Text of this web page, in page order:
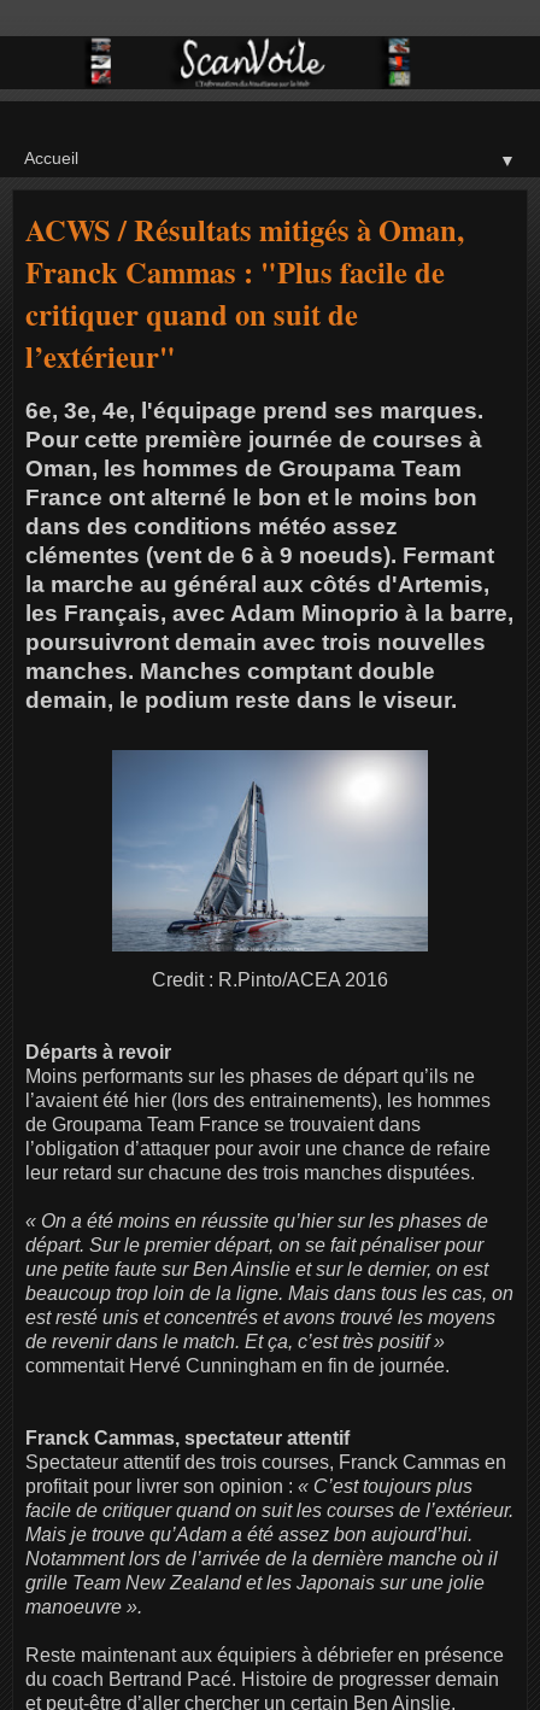
▼
ACWS / Résultats mitigés à Oman,
Franck Cammas : "Plus facile de
critiquer quand on suit de
l’extérieur"
6e, 3e, 4e, l'équipage prend ses marques.
Pour cette première journée de courses à
Oman, les hommes de Groupama Team
France ont alterné le bon et le moins bon
dans des conditions météo assez
clémentes (vent de 6 à 9 noeuds). Fermant
la marche au général aux côtés d'Artemis,
les Français, avec Adam Minoprio à la barre,
poursuivront demain avec trois nouvelles
manches. Manches comptant double
demain, le podium reste dans le viseur.
Credit : R.Pinto/ACEA 2016
Départs à revoir
Moins performants sur les phases de départ qu’ils ne
l’avaient été hier (lors des entrainements), les hommes
de Groupama Team France se trouvaient dans
l’obligation d’attaquer pour avoir une chance de refaire
leur retard sur chacune des trois manches disputées.
« On a été moins en réussite qu’hier sur les phases de
départ. Sur le premier départ, on se fait pénaliser pour
une petite faute sur Ben Ainslie et sur le dernier, on est
beaucoup trop loin de la ligne. Mais dans tous les cas, on
est resté unis et concentrés et avons trouvé les moyens
de revenir dans le match. Et ça, c’est très positif »
commentait Hervé Cunningham en fin de journée.
Franck Cammas, spectateur attentif
Spectateur attentif des trois courses, Franck Cammas en
profitait pour livrer son opinion : « C’est toujours plus
facile de critiquer quand on suit les courses de l’extérieur.
Mais je trouve qu’Adam a été assez bon aujourd’hui.
Notamment lors de l’arrivée de la dernière manche où il
grille Team New Zealand et les Japonais sur une jolie
manoeuvre ».
Reste maintenant aux équipiers à débriefer en présence
du coach Bertrand Pacé. Histoire de progresser demain
et peut-être d’aller chercher un certain Ben Ainslie,